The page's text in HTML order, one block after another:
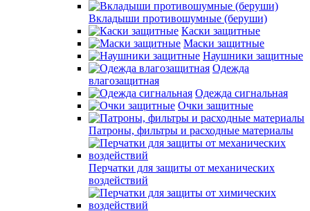
Вкладыши противошумные (беруши)
Каски защитные
Маски защитные
Наушники защитные
Одежда
влагозащитная
Одежда сигнальная
Очки защитные
Патроны, фильтры и расходные материалы
Перчатки для защиты от механических
воздействий